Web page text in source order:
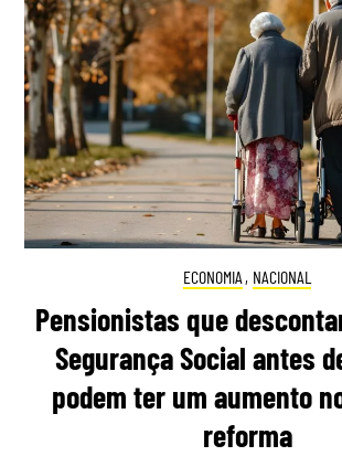
ECONOMIA , NACIONAL
Pensionistas que
Segurança Social antes
podem ter um aumento
reforma